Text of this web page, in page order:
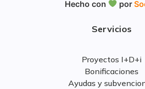
Hecho con por
Servicios
Proyectos I+D+i
Bonificaciones
Ayudas y